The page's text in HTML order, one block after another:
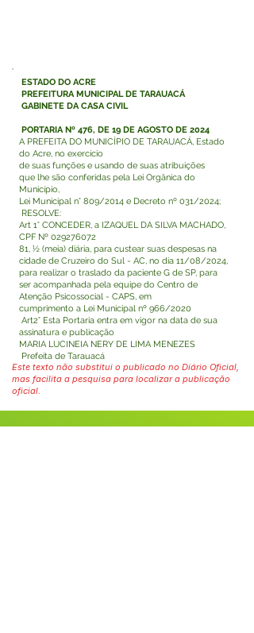
ESTADO DO ACRE
PREFEITURA MUNICIPAL DE TARAUACÁ
GABINETE DA CASA CIVIL
PORTARIA Nº 476, DE 19 DE AGOSTO DE 2024
A PREFEITA DO MUNICÍPIO DE TARAUACÁ, Estado
do Acre, no exercício
de suas funções e usando de suas atribuições
que lhe são conferidas pela Lei Orgânica do
Município,
Lei Municipal n° 809/2014 e Decreto nº 031/2024;
RESOLVE:
Art 1° CONCEDER, a IZAQUEL DA SILVA MACHADO,
CPF Nº 029276072
81, ½ (meia) diária, para custear suas despesas na
cidade de Cruzeiro do Sul - AC, no dia 11/08/2024,
para realizar o traslado da paciente G de SP, para
ser acompanhada pela equipe do Centro de
Atenção Psicossocial - CAPS, em
cumprimento a Lei Municipal nº 966/2020
Art2° Esta Portaria entra em vigor na data de sua
assinatura e publicação
MARIA LUCINEIA NERY DE LIMA MENEZES
Prefeita de Tarauacá
Este texto não substitui o publicado no Diário Oficial,
mas facilita a pesquisa para localizar a publicação
oficial.